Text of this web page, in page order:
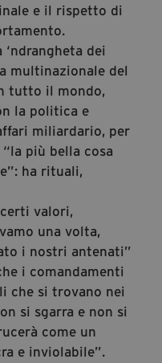
e il rispetto di
dei
multinazionale del
tutto il mondo,
la politica e
miliardario, per
più bella cosa
ha rituali,
valori,
una volta,
i nostri antenati”
i comandamenti
che si trovano nei
si sgarra e non si
come un
e inviolabile”.